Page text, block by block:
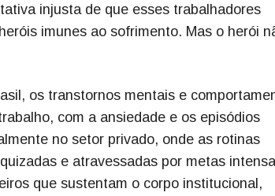
injusta de que esses trabalhadores
imunes ao sofrimento. Mas o herói
os transtornos mentais e
com a ansiedade e os episódios
no setor privado, onde as rotinas
e atravessadas por metas
que sustentam o corpo institucional,